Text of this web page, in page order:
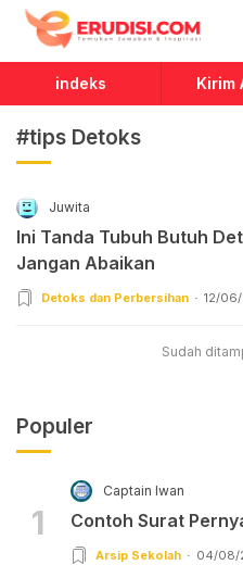
Erudisi
Temukan Jawaban dan
indeks Kirim
#tips Detoks
Juwita
Ini Tanda Tubuh Butuh
Jangan Abaikan
Detoks dan Perbersihan 12/
Sudah
Populer
1
Captain Iwan
Contoh Surat
Arsip Sekolah 04/08/